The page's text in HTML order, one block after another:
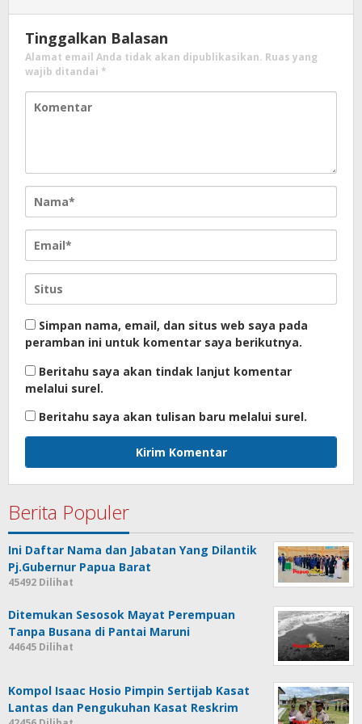
Tinggalkan Balasan
Alamat email Anda tidak akan dipublikasikan. Ruas yang
wajib ditandai *
Simpan nama, email, dan situs web saya pada
peramban ini untuk komentar saya berikutnya.
Beritahu saya akan tindak lanjut komentar
melalui surel.
Beritahu saya akan tulisan baru melalui surel.
Berita Populer
Ini Daftar Nama dan Jabatan Yang Dilantik
Pj.Gubernur Papua Barat
45492 Dilihat
Ditemukan Sesosok Mayat Perempuan
Tanpa Busana di Pantai Maruni
44645 Dilihat
Kompol Isaac Hosio Pimpin Sertijab Kasat
Lantas dan Pengukuhan Kasat Reskrim